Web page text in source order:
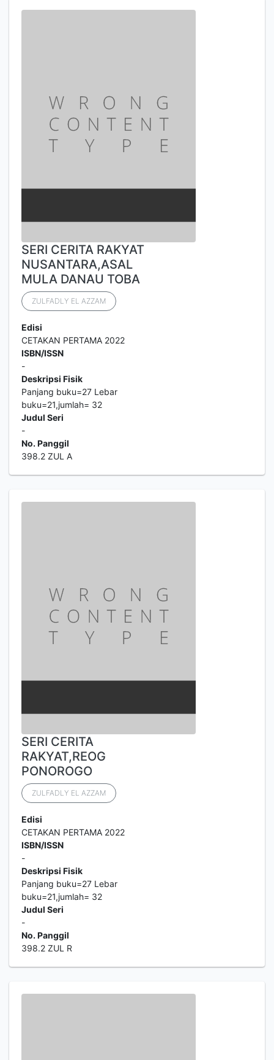
SERI CERITA RAKYAT
NUSANTARA,ASAL
MULA DANAU TOBA
ZULFADLY EL AZZAM
Edisi
CETAKAN PERTAMA 2022
ISBN/ISSN
-
Deskripsi Fisik
Panjang buku=27 Lebar
buku=21,jumlah= 32
Judul Seri
-
No. Panggil
398.2 ZUL A
SERI CERITA
RAKYAT,REOG
PONOROGO
ZULFADLY EL AZZAM
Edisi
CETAKAN PERTAMA 2022
ISBN/ISSN
-
Deskripsi Fisik
Panjang buku=27 Lebar
buku=21,jumlah= 32
Judul Seri
-
No. Panggil
398.2 ZUL R